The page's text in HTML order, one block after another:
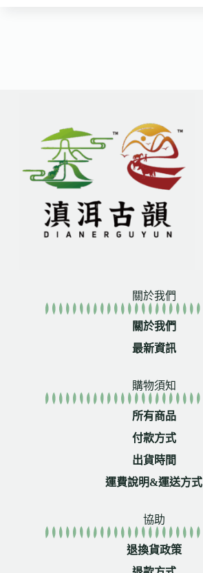
關於我們
關於我們
最新資訊
購物須知
所有商品
付款方式
出貨時間
運費說明&運送方式
協助
退換貨政策